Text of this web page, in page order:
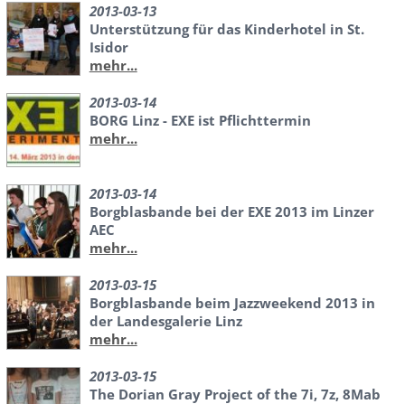
2013-03-13
Unterstützung für das Kinderhotel in St.
Isidor
mehr...
2013-03-14
BORG Linz - EXE ist Pflichttermin
mehr...
2013-03-14
Borgblasbande bei der EXE 2013 im Linzer
AEC
mehr...
2013-03-15
Borgblasbande beim Jazzweekend 2013 in
der Landesgalerie Linz
mehr...
2013-03-15
The Dorian Gray Project of the 7i, 7z, 8Mab